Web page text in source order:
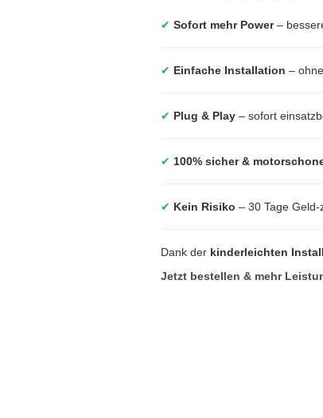
✔ Sofort mehr Power–
✔ Einfache Installation –
✔ Plug & Play – sofort
✔ 100% sicher &
✔ Kein Risiko – 30 Tage
Dank der kinderleichten
Jetzt bestellen & mehr